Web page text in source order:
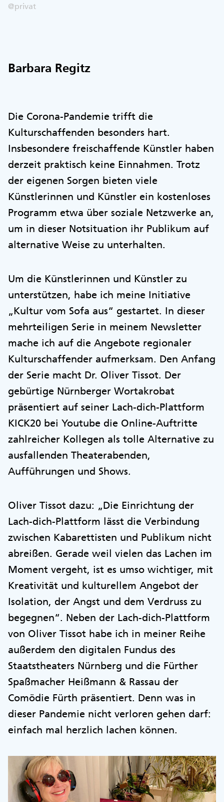
@privat
Barbara Regitz
Die Corona-Pandemie trifft die
Kulturschaffenden besonders hart.
Insbesondere freischaffende Künstler haben
derzeit praktisch keine Einnahmen. Trotz
der eigenen Sorgen bieten viele
Künstlerinnen und Künstler ein kostenloses
Programm etwa über soziale Netzwerke an,
um in dieser Notsituation ihr Publikum auf
alternative Weise zu unterhalten.
Um die Künstlerinnen und Künstler zu
unterstützen, habe ich meine Initiative
„Kultur vom Sofa aus“ gestartet. In dieser
mehrteiligen Serie in meinem Newsletter
mache ich auf die Angebote regionaler
Kulturschaffender aufmerksam. Den Anfang
der Serie macht Dr. Oliver Tissot. Der
gebürtige Nürnberger Wortakrobat
präsentiert auf seiner Lach-dich-Plattform
KICK20 bei Youtube die Online-Auftritte
zahlreicher Kollegen als tolle Alternative zu
ausfallenden Theaterabenden,
Aufführungen und Shows.
Oliver Tissot dazu: „Die Einrichtung der
Lach-dich-Plattform lässt die Verbindung
zwischen Kabarettisten und Publikum nicht
abreißen. Gerade weil vielen das Lachen im
Moment vergeht, ist es umso wichtiger, mit
Kreativität und kulturellem Angebot der
Isolation, der Angst und dem Verdruss zu
begegnen“. Neben der Lach-dich-Plattform
von Oliver Tissot habe ich in meiner Reihe
außerdem den digitalen Fundus des
Staatstheaters Nürnberg und die Fürther
Spaßmacher Heißmann & Rassau der
Comödie Fürth präsentiert. Denn was in
dieser Pandemie nicht verloren gehen darf:
einfach mal herzlich lachen können.